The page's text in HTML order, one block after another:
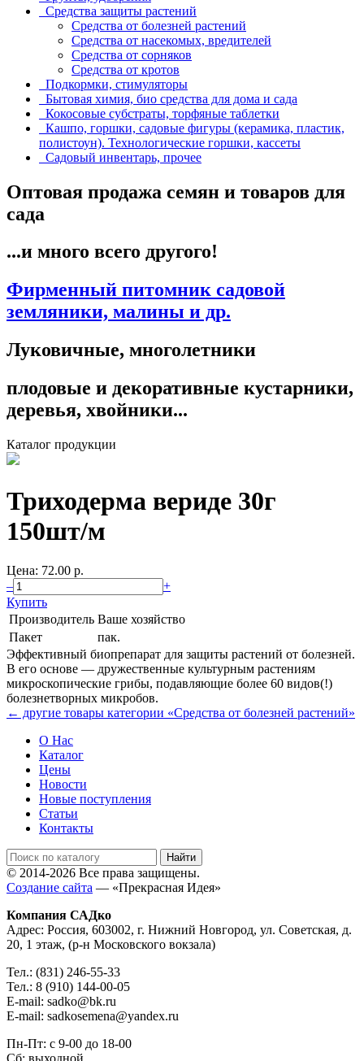
Средства защиты растений
Средства от болезней растений
Средства от насекомых, вредителей
Средства от сорняков
Средства от кротов
Подкормки, стимуляторы
Бытовая химия, био средства для дома и сада
Кокосовые субстраты, торфяные таблетки
Кашпо, горшки, садовые фигуры (керамика, пластик,
полистоун). Технологические горшки, кассеты
Садовый инвентарь, прочее
Оптовая продажа семян и товаров для
сада
...и много всего другого!
Фирменный питомник садовой
земляники, малины и др.
Луковичные, многолетники
плодовые и декоративные кустарники,
деревья, хвойники...
Каталог продукции
Триходерма вериде 30г
150шт/м
Цена: 72.00 p.
–
+
Купить
Производитель Ваше хозяйство
Пакет
пак.
Эффективный биопрепарат для защиты растений от болезней.
В его основе — дружественные культурным растениям
микроскопические грибы, подавляющие более 60 видов(!)
болезнетворных микробов.
← другие товары категории «Средства от болезней растений»
О Нас
Каталог
Цены
Новости
Новые поступления
Статьи
Контакты
© 2014-2026 Все права защищены.
Создание сайта — «Прекрасная Идея»
Компания САДко
Адрес: Россия, 603002, г. Нижний Новгород, ул. Советская, д.
20, 1 этаж, (р-н Московского вокзала)
Тел.: (831) 246-55-33
Тел.: 8 (910) 144-00-05
E-mail: sadko@bk.ru
E-mail: sadkosemena@yandex.ru
Пн-Пт: с 9-00 до 18-00
Сб: выходной